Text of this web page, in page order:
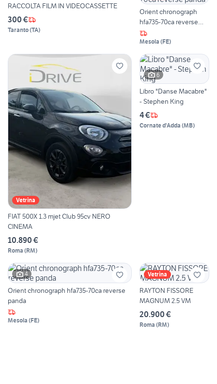
RACCOLTA FILM IN VIDEOCASSETTE
300 €
Taranto(TA)
Orient chronograph
hfa735-70ca reverse
panda
Mesola (FE)
Vetrina
FIAT 500X 1.3 mjet Club 95cv NERO
CINEMA
10.890 €
Roma (RM)
6
Libro "Danse Macabre"
- Stephen King
4 €
Cornate d'Adda (MB)
4
Orient chronograph hfa735-70ca reverse
panda
Mesola (FE)
Vetrina
RAYTON FISSORE
MAGNUM 2.5 VM
20.900 €
Roma (RM)